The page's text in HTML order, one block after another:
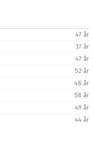
47 år
37 år
47 år
52 år
48 år
58 år
49 år
44 år